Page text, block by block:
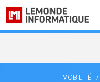
MOBILITÉ /